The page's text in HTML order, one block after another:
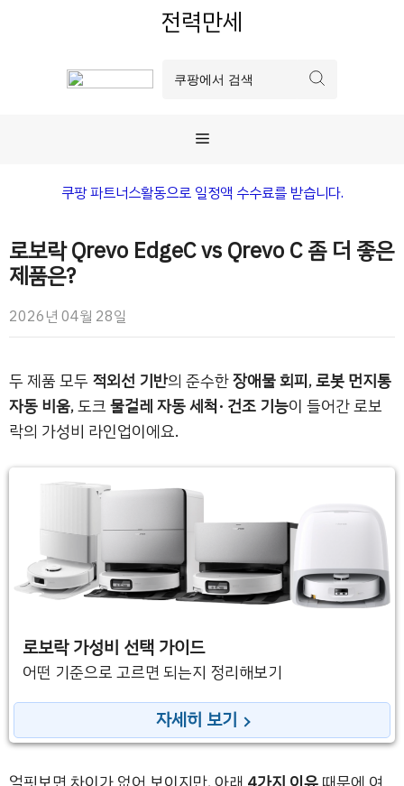
전력만세
메
뉴
쿠팡 파트너스활동으로 일정액 수수료를 받습니다.
로보락 Qrevo EdgeC vs Qrevo C 좀 더 좋은
제품은?
2026년 04월 28일
두 제품 모두 적외선 기반의 준수한장애물 회피,로봇 먼지통
자동 비움, 도크물걸레 자동 세척· 건조 기능이 들어간 로보
락의 가성비 라인업이에요.
로보락 가성비 선택 가이드
어떤 기준으로 고르면 되는지 정리해보기
자세히 보기